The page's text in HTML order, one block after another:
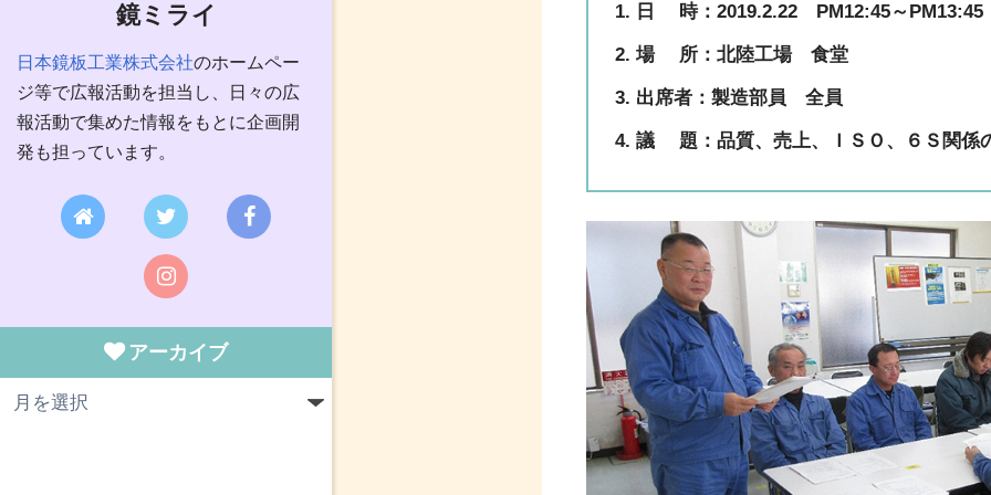
鏡ミライ
日本鏡板工業株式会社のホームペー
ジ等で広報活動を担当し、日々の広
報活動で集めた情報をもとに企画開
発も担っています。
アーカイブ
日 時：2019.2.22 PM12:45～PM13:45
場 所：北陸工場 食堂
出席者：製造部員 全員
議 題：品質、売上、ＩＳＯ、６Ｓ関係